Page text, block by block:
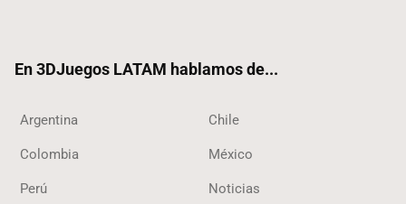
En 3DJuegos LATAM hablamos de...
Argentina Chile
Colombia México
Perú Noticias